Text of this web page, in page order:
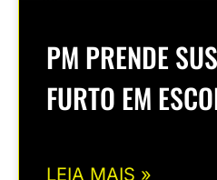
PM PRENDE
FURTO EM
LEIA MAIS »